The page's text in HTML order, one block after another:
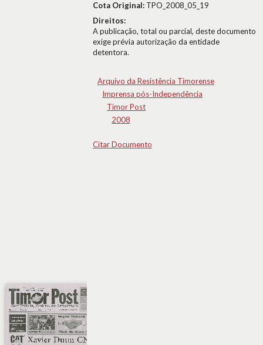
Cota Original: TPO_2008_05_19
Direitos:
A publicação, total ou parcial, deste documento
exige prévia autorização da entidade
detentora.
Arquivo da Resistência Timorense
Imprensa pós-Independência
Timor Post
2008
Citar Documento